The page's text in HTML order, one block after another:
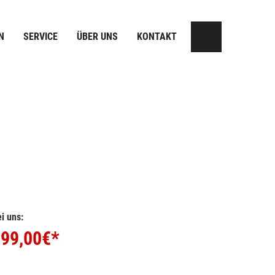
SERVICE ÜBER UNS KONTAKT
uns:
€*